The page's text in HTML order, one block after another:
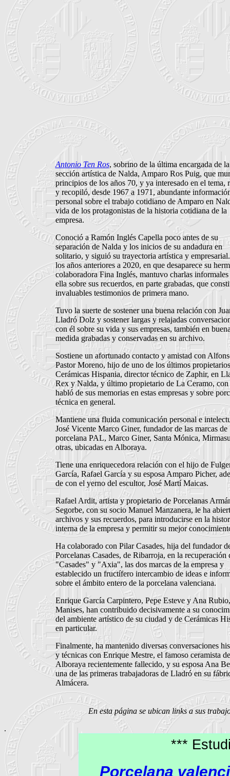
Antonio Ten Ros, sobrino de la última encargada de la
sección artística de Nalda, Amparo Ros Puig, que
principios de los años 70, y ya interesado en el tema,
y recopiló, desde 1967 a 1971, abundante
personal sobre el trabajo cotidiano de Amparo en
vida de los protagonistas de la historia cotidiana de la
empresa.
Conoció a Ramón Inglés Capella poco antes de su
separación de Nalda y los inicios de su andadura en
solitario, y siguió su trayectoria artística y
los años anteriores a 2020, en que desaparece su
colaboradora Fina Inglés, mantuvo charlas informales
ella sobre sus recuerdos, en parte grabadas, que
invaluables testimonios de primera mano.
Tuvo la suerte de sostener una buena relación con
Lladró Dolz y sostener largas y relajadas
con él sobre su vida y sus empresas, también en
medida grabadas y conservadas en su archivo.
Sostiene un afortunado contacto y amistad con
Pastor Moreno, hijo de uno de los últimos
Cerámicas Hispania, director técnico de Zaphir, en
Rex y Nalda, y último propietario de La Ceramo, con
habló de sus memorias en estas empresas y sobre
técnica en general.
Mantiene una fluida comunicación personal e
José Vicente Marco Giner, fundador de las marcas de
porcelana PAL, Marco Giner, Santa Mónica,
otras, ubicadas en Alboraya.
Tiene una enriquecedora relación con el hijo de
García, Rafael García y su esposa Amparo Picher,
de con el yerno del escultor, José Martí Maicas.
Rafael Ardit, artista y propietario de Porcelanas
Segorbe, con su socio Manuel Manzanera, le ha
archivos y sus recuerdos, para introducirse en la
interna de la empresa y permitir su mejor
Ha colaborado con Pilar Casades, hija del fundador
Porcelanas Casades, de Ribarroja, en la recuperación
"Casades" y "Axia", las dos marcas de la empresa y
establecido un fructífero intercambio de ideas e
sobre el ámbito entero de la porcelana valenciana.
Enrique García Carpintero, Pepe Esteve y Ana
Manises, han contribuido decisivamente a su
del ambiente artístico de su ciudad y de Cerámicas
en particular.
Finalmente, ha mantenido diversas conversaciones
y técnicas con Enrique Mestre, el famoso ceramista de
Alboraya recientemente fallecido, y su esposa Ana
una de las primeras trabajadoras de Lladró en su
Almácera.
En esta página se ubican links a sus
.
***
Porcelana